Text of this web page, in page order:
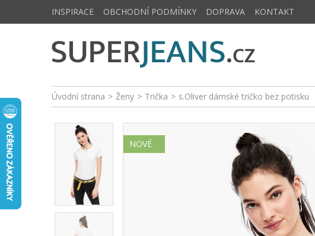
Úvodní strana > Ženy > Trička > s.Oliver dámské tričko bez potisku
NOVÉ
INSPIRACE OBCHODNÍ PODMÍNKY DOPRAVA KONTAKT